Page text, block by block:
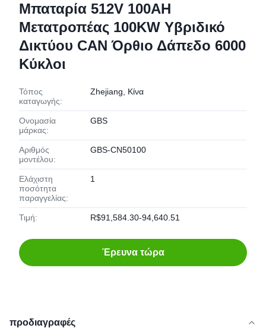
Μπαταρία 512V 100AH
Μετατροπέας 100KW Υβριδικό
Δικτύου CAN Όρθιο Δάπεδο 6000
Κύκλοι
Τόπος
καταγωγής:
Zhejiang, Κίνα
Ονομασία
μάρκας:
GBS
Αριθμός
μοντέλου:
GBS-CN50100
Ελάχιστη
ποσότητα
παραγγελίας:
1
Τιμή: R$91,584.30-94,640.51
Έρευνα τώρα
προδιαγραφές